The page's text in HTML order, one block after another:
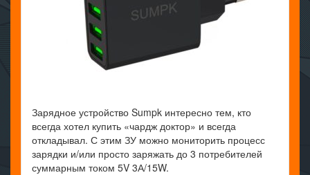
Зарядное устройство Sumpk интересно тем, кто
всегда хотел купить «чардж доктор» и всегда
откладывал. С этим ЗУ можно мониторить процесс
зарядки и/или просто заряжать до 3 потребителей
суммарным током 5V 3А/15W.